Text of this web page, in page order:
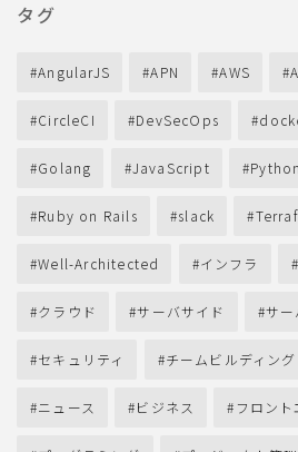
タグ
AngularJS APN AWS
CircleCI DevSecOps
Golang JavaScript Python
Ruby on Rails slack
Well-Architected インフラ
クラウド サーバサイド サー
セキュリティ チームビルディング
ニュース ビジネス フロント